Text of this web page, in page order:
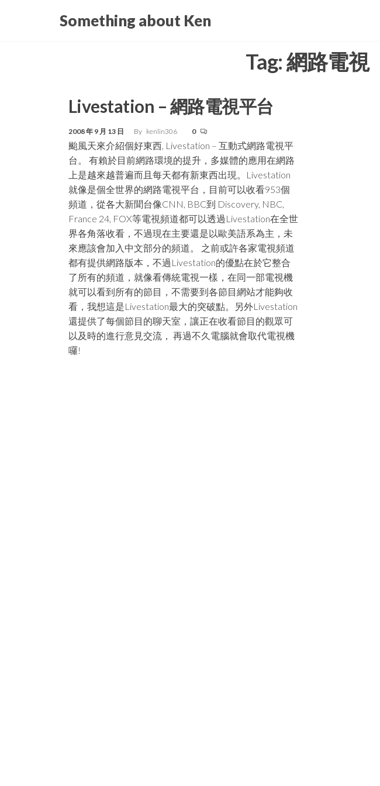
Something about Ken
Tag:網路電視
Livestation – 網路電視平台
2008 年 9 月 13 日 By kenlin306 0
颱風天來介紹個好東西, Livestation – 互動式網路電視平
台。 有賴於目前網路環境的提升，多媒體的應用在網路
上是越來越普遍而且每天都有新東西出現。Livestation
就像是個全世界的網路電視平台，目前可以收看953個
頻道，從各大新聞台像CNN, BBC到 Discovery, NBC,
France 24, FOX等電視頻道都可以透過Livestation在全世
界各角落收看，不過現在主要還是以歐美語系為主，未
來應該會加入中文部分的頻道。 之前或許各家電視頻道
都有提供網路版本，不過Livestation的優點在於它整合
了所有的頻道，就像看傳統電視一樣，在同一部電視機
就可以看到所有的節目，不需要到各節目網站才能夠收
看，我想這是Livestation最大的突破點。另外Livestation
還提供了每個節目的聊天室，讓正在收看節目的觀眾可
以及時的進行意見交流， 再過不久電腦就會取代電視機
囉!